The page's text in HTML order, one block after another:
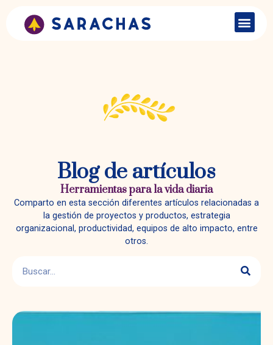
Blog de artículos
Herramientas para la vida diaria
Comparto en esta sección diferentes artículos relacionadas a
la gestión de proyectos y productos, estrategia
organizacional, productividad, equipos de alto impacto, entre
otros.